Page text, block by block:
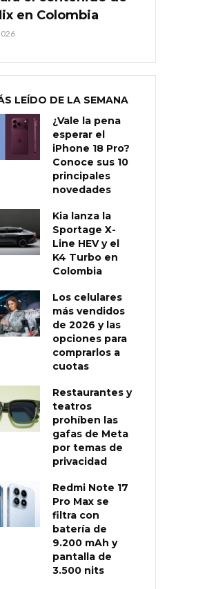
en Colombia
LEÍDO DE LA SEMANA
¿Vale la pena
esperar el
iPhone 18 Pro?
Conoce sus 10
principales
novedades
Kia lanza la
Sportage X-
Line HEV y el
K4 Turbo en
Colombia
Los celulares
más vendidos
de 2026 y las
opciones para
comprarlos a
cuotas
Restaurantes y
teatros
prohíben las
gafas de Meta
por temas de
privacidad
Redmi Note 17
Pro Max se
filtra con
batería de
9.200 mAh y
pantalla de
3.500 nits